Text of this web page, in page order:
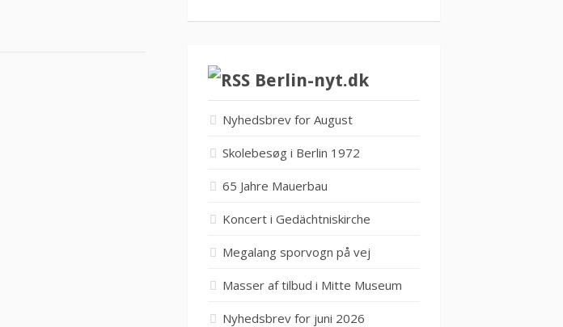
Berlin-nyt.dk
Nyhedsbrev for August
Skolebesøg i Berlin 1972
65 Jahre Mauerbau
Koncert i Gedächtniskirche
Megalang sporvogn på vej
Masser af tilbud i Mitte Museum
Nyhedsbrev for juni 2026